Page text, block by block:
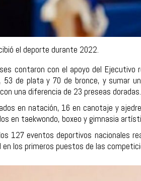
el deporte durante 2022.
contaron con el apoyo del
53 de plata y 70 de bronce, y sumar
una diferencia de 23 preseas doradas.
en natación, 16 en canotaje y
en taekwondo, boxeo y gimnasia
127 eventos deportivos nacionales
los primeros puestos de las